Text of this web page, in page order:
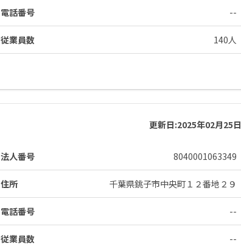
電話番号 --
従業員数 140人
更新日:2025年02月25日
法人番号 8040001063349
住所 千葉県銚子市中央町１２番地２９
電話番号 --
従業員数 --